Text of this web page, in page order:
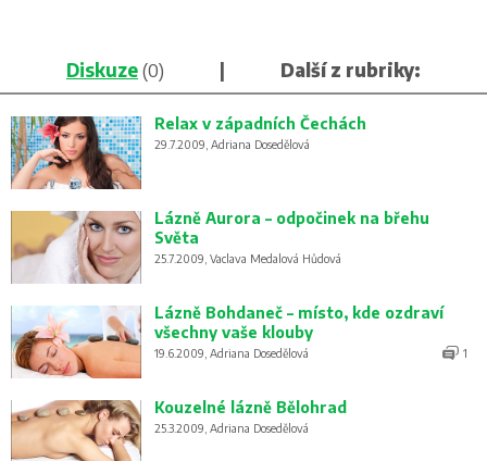
Diskuze(0) | Další z rubriky:
Relax v západních Čechách
29.7.2009, Adriana Dosedělová
Lázně Aurora – odpočinek na břehu
Světa
25.7.2009, Vaclava Medalová Hůdová
Lázně Bohdaneč – místo, kde ozdraví
všechny vaše klouby
19.6.2009, Adriana Dosedělová 1
Kouzelné lázně Bělohrad
25.3.2009, Adriana Dosedělová